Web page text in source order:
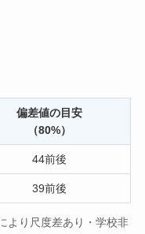
偏差値の目安
（80%）
44前後
39前後
より尺度差あり・学校非